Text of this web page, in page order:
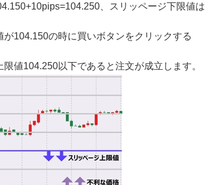
、スリッページ下限値は
104.150の時に買いボタンをクリックする
値104.250以下であると注文が成立します。